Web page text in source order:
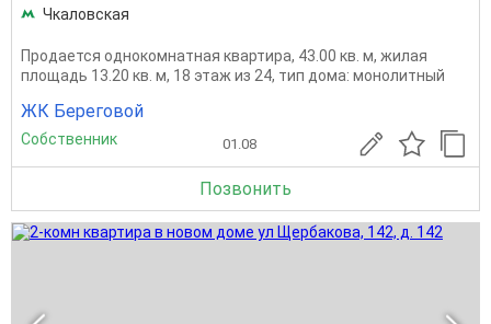
Чкаловская
Продается однокомнатная квартира, 43.00 кв. м, жилая
площадь 13.20 кв. м, 18 этаж из 24, тип дома: монолитный
ЖК Береговой
Собственник 01.08
Позвонить